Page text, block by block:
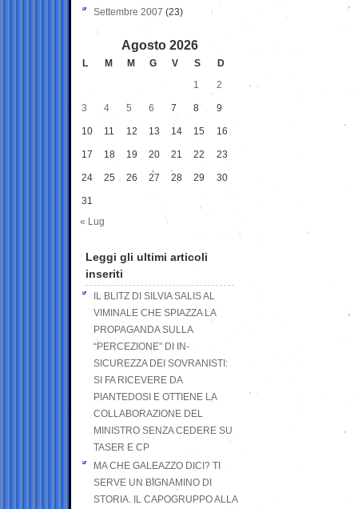
Settembre 2007 (23)
Agosto 2026
L M M G V S
D
1
2
3 4 5 6 7 8 9
10 11 12 13 14 15 16
17 18 19 20 21 22 23
24 25 26 27 28 29 30
31
« Lug
Leggi gli ultimi articoli
inseriti
IL BLITZ DI SILVIA SALIS AL
VIMINALE CHE SPIAZZA LA
PROPAGANDA SULLA
“PERCEZIONE” DI IN-
SICUREZZA DEI SOVRANISTI:
SI FA RICEVERE DA
PIANTEDOSI E OTTIENE LA
COLLABORAZIONE DEL
MINISTRO SENZA CEDERE SU
TASER E CP
MA CHE GALEAZZO DICI? TI
SERVE UN BIGNAMINO DI
STORIA. IL CAPOGRUPPO ALLA